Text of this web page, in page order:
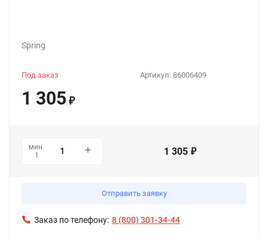
Spring
Артикул: 86006409
Под заказ
1 305 ₽
мин.
1
1 305 ₽
Отправить заявку
Заказ по телефону: 8 (800) 301-34-44